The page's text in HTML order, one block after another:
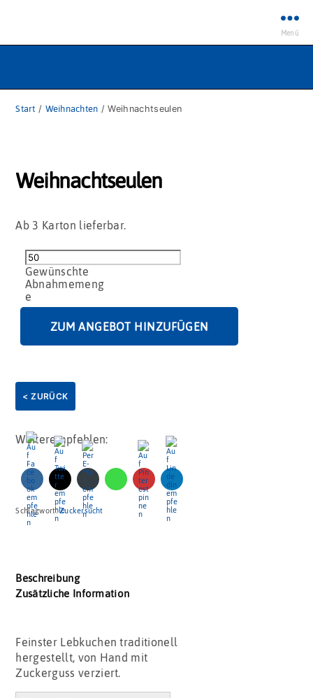
Menü
Start / Weihnachten / Weihnachtseulen
Weihnachtseulen
Ab 3 Karton lieferbar.
Weihnachtseulen
Menge
ZUM ANGEBOT HINZUFÜGEN
< ZURÜCK
Weiterempfehlen:
Schlagwort:Zuckersucht
Beschreibung
Zusätzliche Information
Feinster Lebkuchen traditionell
hergestellt, von Hand mit
Zuckerguss verziert.